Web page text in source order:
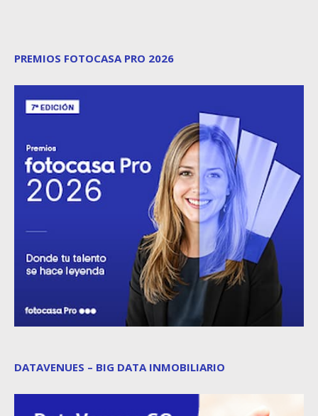
PREMIOS FOTOCASA PRO 2026
DATAVENUES – BIG DATA INMOBILIARIO